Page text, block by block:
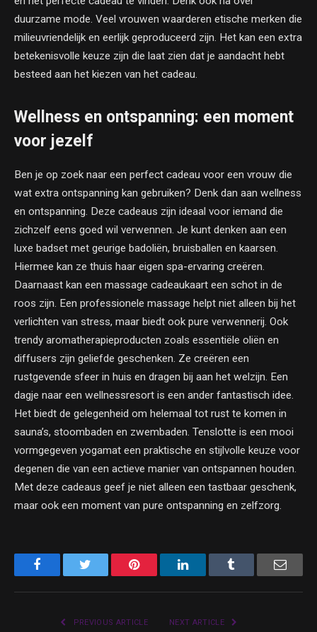
duurzame mode. Veel vrouwen waarderen etische merken die
milieuvriendelijk en eerlijk geproduceerd zijn. Het kan een extra
betekenisvolle keuze zijn die laat zien dat je aandacht hebt
besteed aan het kiezen van het cadeau.
Wellness en ontspanning: een moment
voor jezelf
Ben je op zoek naar een perfect cadeau voor een vrouw die
wat extra ontspanning kan gebruiken? Denk dan aan wellness
en ontspanning. Deze cadeaus zijn ideaal voor iemand die
zichzelf eens goed wil verwennen. Je kunt denken aan een
luxe badset met geurige badoliën, bruisballen en kaarsen.
Hiermee kan ze thuis haar eigen spa-ervaring creëren.
Daarnaast kan een massage cadeaukaart een schot in de
roos zijn. Een professionele massage helpt niet alleen bij het
verlichten van stress, maar biedt ook pure verwennerij. Ook
trendy aromatherapieproducten zoals essentiële oliën en
diffusers zijn geliefde geschenken. Ze creëren een
rustgevende sfeer in huis en dragen bij aan het welzijn. Een
dagje naar een wellnessresort is een ander fantastisch idee.
Het biedt de gelegenheid om helemaal tot rust te komen in
sauna’s, stoombaden en zwembaden. Tenslotte is een mooi
vormgegeven yogamat een praktische en stijlvolle keuze voor
degenen die van een actieve manier van ontspannen houden.
Met deze cadeaus geef je niet alleen een tastbaar geschenk,
maar ook een moment van pure ontspanning en zelfzorg.
Facebook Pinterest LinkedIn Email
PREVIOUS ARTICLE NEXT ARTICLE